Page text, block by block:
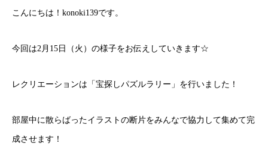
こんにちは！konoki139です。
今回は2月15日（火）の様子をお伝えしていきます☆
レクリエーションは「宝探しパズルラリー」を行いました！
部屋中に散らばったイラストの断片をみんなで協力して集めて完
成させます！